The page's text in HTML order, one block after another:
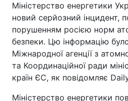
Міністерство енергетики
новий серйозний інцидент,
порушенням росією норм
безпеки. Цю інформацію
Міжнародної агенції з
та Координаційної ради
країн ЄС, як повідомляє
Міністерство енергетики